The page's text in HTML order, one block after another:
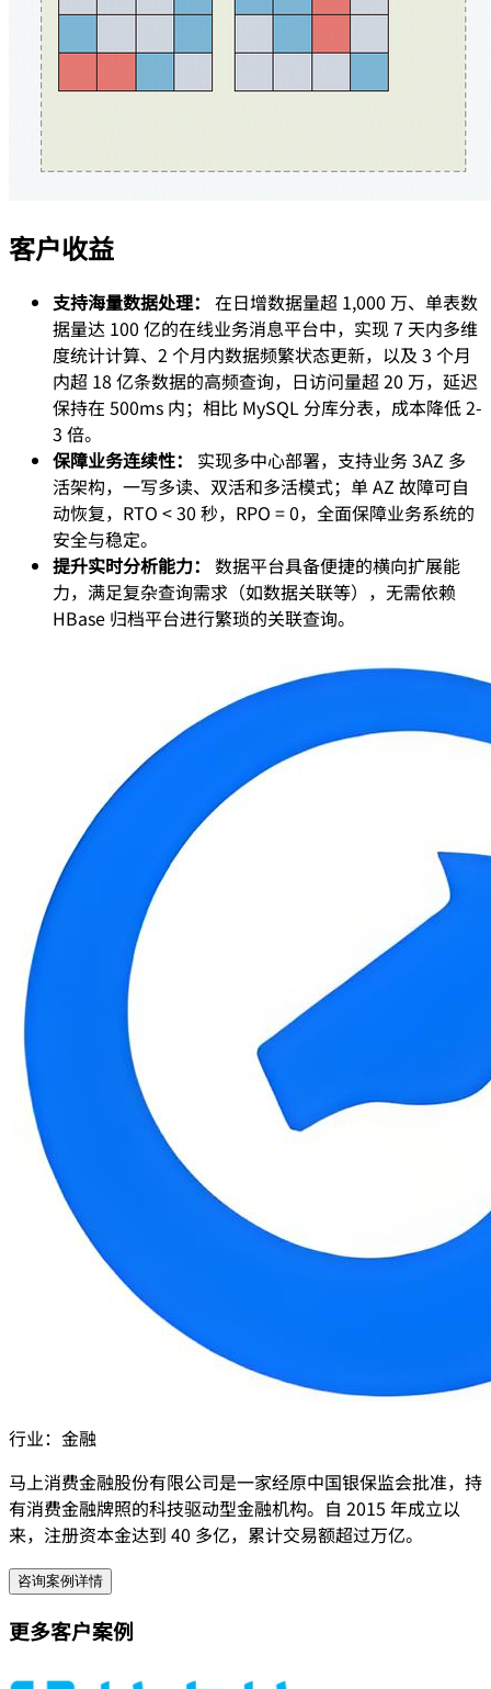
客户收益
支持海量数据处理： 在日增数据量超 1,000 万、单表数
据量达 100 亿的在线业务消息平台中，实现 7 天内多维
度统计计算、2 个月内数据频繁状态更新，以及 3 个月
内超 18 亿条数据的高频查询，日访问量超 20 万，延迟
保持在 500ms 内；相比 MySQL 分库分表，成本降低 2-
3 倍。
保障业务连续性：
实现多中心部署，支持业务 3AZ 多
活架构，一写多读、双活和多活模式；单 AZ 故障可自
动恢复，RTO < 30 秒，RPO = 0，全面保障业务系统的
安全与稳定。
提升实时分析能力： 数据平台具备便捷的横向扩展能
力，满足复杂查询需求（如数据关联等），无需依赖
HBase 归档平台进行繁琐的关联查询。
行业： 金融
马上消费金融股份有限公司是一家经原中国银保监会批准，持
有消费金融牌照的科技驱动型金融机构。自 2015 年成立以
来，注册资本金达到 40 多亿，累计交易额超过万亿。
咨询案例详情
更多客户案例